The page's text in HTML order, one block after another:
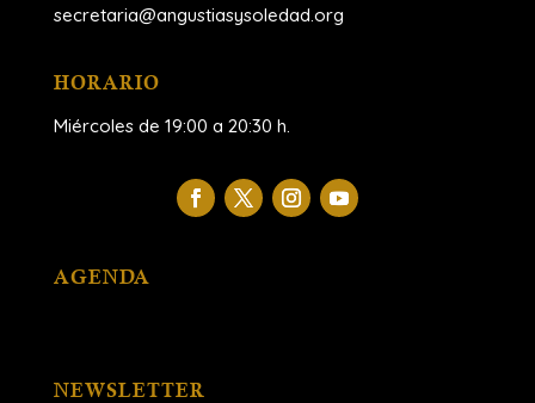
secretaria@angustiasysoledad.org
HORARIO
Miércoles de 19:00 a 20:30 h.
AGENDA
NEWSLETTER